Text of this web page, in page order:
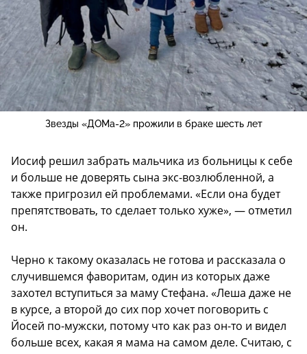
Звезды «ДОМа-2» прожили в браке шесть лет
Иосиф решил забрать мальчика из больницы к себе
и больше не доверять сына экс-возлюбленной, а
также пригрозил ей проблемами. «Если она будет
препятствовать, то сделает только хуже», — отметил
он.
Черно к такому оказалась не готова и рассказала о
случившемся фаворитам, один из которых даже
захотел вступиться за маму Стефана. «Леша даже не
в курсе, а второй до сих пор хочет поговорить с
Йосей по-мужски, потому что как раз он-то и видел
больше всех, какая я мама на самом деле. Считаю, с